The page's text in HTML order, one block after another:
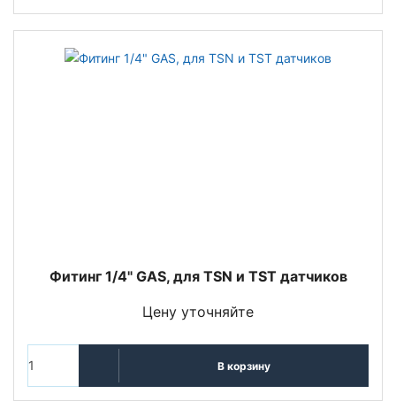
Фитинг 1/4" GAS, для ТSN и TST датчиков
Цену уточняйте
В корзину